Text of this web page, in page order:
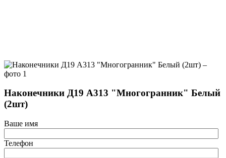
Наконечники Д19 А313 "Многогранник" Белый
(2шт)
Ваше имя
Телефон